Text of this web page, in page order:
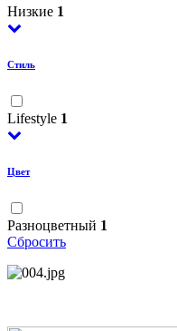
Низкие 1
Стиль
Lifestyle 1
Цвет
Разноцветный 1
Сбросить